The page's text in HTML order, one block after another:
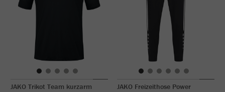
JAKO Trikot Team kurzarm
JAKO Freizeithose Power